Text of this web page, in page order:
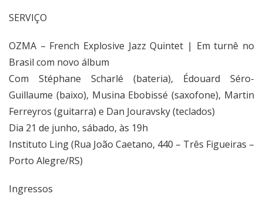
SERVIÇO
OZMA – French Explosive Jazz Quintet | Em turnê no
Brasil com novo álbum
Com Stéphane Scharlé (bateria), Édouard Séro-
Guillaume (baixo), Musina Ebobissé (saxofone), Martin
Ferreyros (guitarra) e Dan Jouravsky (teclados)
Dia 21 de junho, sábado, às 19h
Instituto Ling (Rua João Caetano, 440 – Três Figueiras –
Porto Alegre/RS)
Ingressos